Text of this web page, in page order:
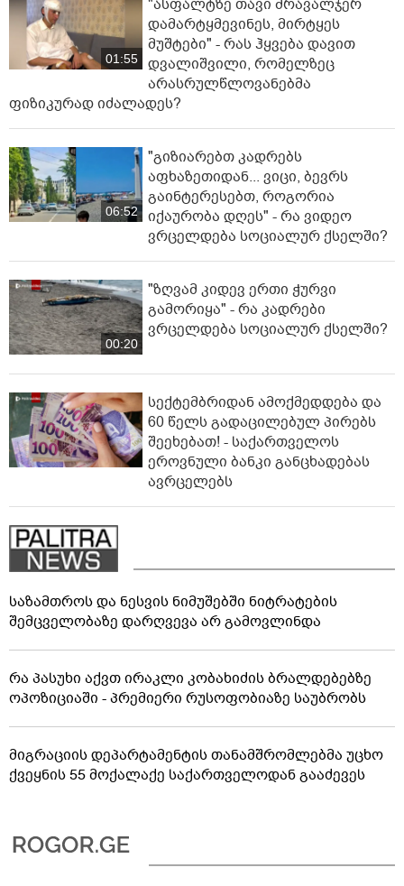
01:55
"ასფალტზე თავი მრავალჯერ
დამარტყმევინეს, მირტყეს
მუშტები" - რას ჰყვება დავით
დვალიშვილი, რომელზეც
არასრულწლოვანებმა
ფიზიკურად იძალადეს?
06:52
"გიზიარებთ კადრებს
აფხაზეთიდან... ვიცი, ბევრს
გაინტერესებთ, როგორია
იქაურობა დღეს" - რა ვიდეო
ვრცელდება სოციალურ ქსელში?
00:20
"ზღვამ კიდევ ერთი ჭურვი
გამორიყა" - რა კადრები
ვრცელდება სოციალურ ქსელში?
სექტემბრიდან ამოქმედდება და
60 წელს გადაცილებულ პირებს
შეეხებათ! - საქართველოს
ეროვნული ბანკი განცხადებას
ავრცელებს
საზამთროს და ნესვის ნიმუშებში ნიტრატების
შემცველობაზე დარღვევა არ გამოვლინდა
რა პასუხი აქვთ ირაკლი კობახიძის ბრალდებებზე
ოპოზიციაში - პრემიერი რუსოფობიაზე საუბრობს
მიგრაციის დეპარტამენტის თანამშრომლებმა უცხო
ქვეყნის 55 მოქალაქე საქართველოდან გააძევეს